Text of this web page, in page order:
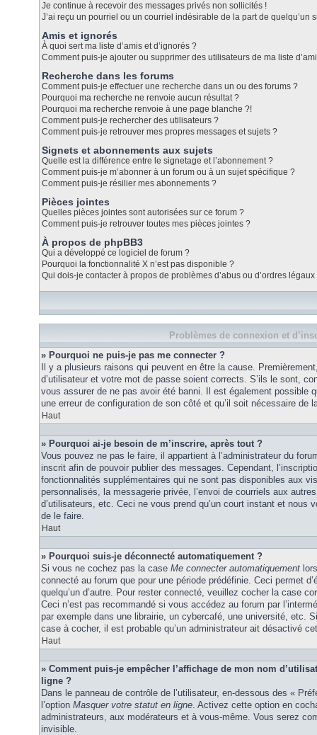
Je continue à recevoir des messages privés non sollicités !
J’ai reçu un pourriel ou un courriel indésirable de la part de quelqu’un
Amis et ignorés
À quoi sert ma liste d’amis et d’ignorés ?
Comment puis-je ajouter ou supprimer des utilisateurs de ma liste
Recherche dans les forums
Comment puis-je effectuer une recherche dans un ou des forums ?
Pourquoi ma recherche ne renvoie aucun résultat ?
Pourquoi ma recherche renvoie à une page blanche ?!
Comment puis-je rechercher des utilisateurs ?
Comment puis-je retrouver mes propres messages et sujets ?
Signets et abonnements aux sujets
Quelle est la différence entre le signetage et l’abonnement ?
Comment puis-je m’abonner à un forum ou à un sujet spécifique ?
Comment puis-je résilier mes abonnements ?
Pièces jointes
Quelles pièces jointes sont autorisées sur ce forum ?
Comment puis-je retrouver toutes mes pièces jointes ?
À propos de phpBB3
Qui a développé ce logiciel de forum ?
Pourquoi la fonctionnalité X n’est pas disponible ?
Qui dois-je contacter à propos de problèmes d’abus ou d’ordres
Problèmes de connexion et
» Pourquoi ne puis-je pas me connecter ?
Il y a plusieurs raisons qui peuvent en être la cause.
d’utilisateur et votre mot de passe soient corrects. S’ils le sont,
vous assurer de ne pas avoir été banni. Il est également possible
une erreur de configuration de son côté et qu’il soit nécessaire de
Haut
» Pourquoi ai-je besoin de m’inscrire, après tout ?
Vous pouvez ne pas le faire, il appartient à l’administrateur du
inscrit afin de pouvoir publier des messages. Cependant,
fonctionnalités supplémentaires qui ne sont pas disponibles aux
personnalisés, la messagerie privée, l’envoi de courriels aux
d’utilisateurs, etc. Ceci ne vous prend qu’un court instant et nous
de le faire.
Haut
» Pourquoi suis-je déconnecté automatiquement ?
Si vous ne cochez pas la case Me connecter automatiquement
connecté au forum que pour une période prédéfinie. Ceci permet
quelqu’un d’autre. Pour rester connecté, veuillez cocher la case
Ceci n’est pas recommandé si vous accédez au forum par
par exemple dans une librairie, un cybercafé, une université, etc.
case à cocher, il est probable qu’un administrateur ait désactivé
Haut
» Comment puis-je empêcher l’affichage de mon nom
ligne ?
Dans le panneau de contrôle de l’utilisateur, en-dessous des «
l’option Masquer votre statut en ligne. Activez cette option en
administrateurs, aux modérateurs et à vous-même. Vous serez
invisible.